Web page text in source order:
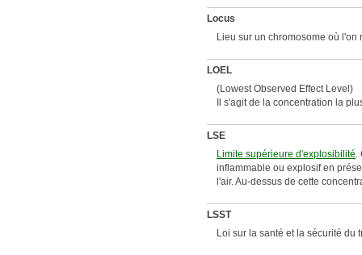
Locus
Lieu sur un chromosome où l'on
LOEL
(Lowest Observed Effect Level)
Il s'agit de la concentration la
LSE
Limite supérieure d'explosibilité.
inflammable ou explosif en
l'air. Au-dessus de cette
LSST
​Loi sur la santé et la sécurité du